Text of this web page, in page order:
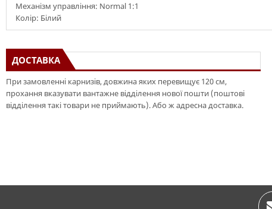
Механізм управління: Normal 1:1
Колір: Білий
ДОСТАВКА
При замовленні карнизів, довжина яких перевищує 120 см,
прохання вказувати вантажне відділення нової пошти (поштові
відділення такі товари не приймають). Або ж адресна доставка.